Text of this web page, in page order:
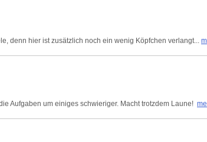
denn hier ist zusätzlich noch ein wenig Köpfchen verlangt...
Aufgaben um einiges schwieriger. Macht trotzdem Laune!